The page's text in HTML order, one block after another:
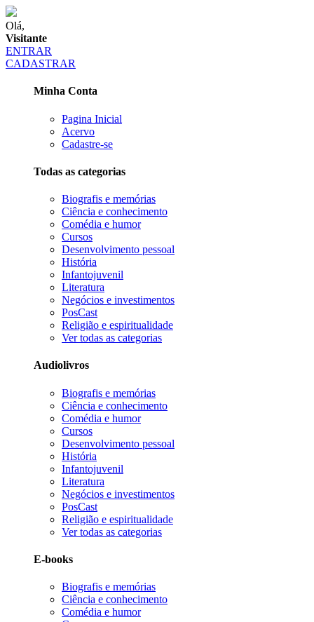
Olá,
Visitante
ENTRAR
CADASTRAR
Minha Conta
Pagina Inicial
Acervo
Cadastre-se
Todas as categorias
Biografis e memórias
Ciência e conhecimento
Comédia e humor
Cursos
Desenvolvimento pessoal
História
Infantojuvenil
Literatura
Negócios e investimentos
PosCast
Religião e espiritualidade
Ver todas as categorias
Audiolivros
Biografis e memórias
Ciência e conhecimento
Comédia e humor
Cursos
Desenvolvimento pessoal
História
Infantojuvenil
Literatura
Negócios e investimentos
PosCast
Religião e espiritualidade
Ver todas as categorias
E-books
Biografis e memórias
Ciência e conhecimento
Comédia e humor